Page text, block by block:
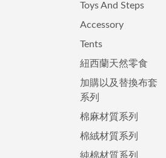
Toys And Steps
Accessory
Tents
紐西蘭天然零食
加購以及替換布套
系列
棉麻材質系列
棉絨材質系列
純棉材質系列